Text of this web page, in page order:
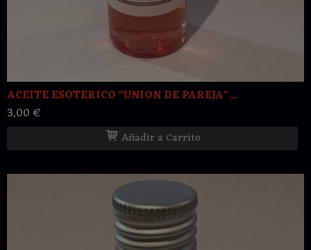
ACEITE ESOTERICO "UNION DE PAREJA"...
3,00 €
Añadir a Carrito